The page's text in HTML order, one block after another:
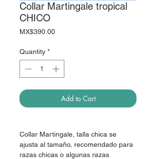
Collar Martingale tropical
CHICO
MX$390.00Price
Quantity *
Add to Cart
Collar Martingale, talla chica se
ajusta al tamaño, recomendado para
razas chicas o algunas razas